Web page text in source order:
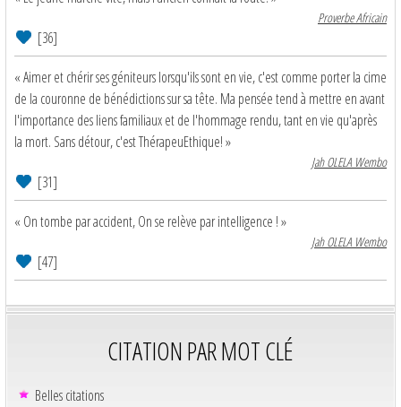
Proverbe Africain
[36]
« Aimer et chérir ses géniteurs lorsqu'ils sont en vie, c'est comme porter la cime
de la couronne de bénédictions sur sa tête. Ma pensée tend à mettre en avant
l'importance des liens familiaux et de l'hommage rendu, tant en vie qu'après
la mort. Sans détour, c'est ThérapeuEthique! »
Jah OLELA Wembo
[31]
« On tombe par accident, On se relève par intelligence ! »
Jah OLELA Wembo
[47]
CITATION PAR MOT CLÉ
Belles citations